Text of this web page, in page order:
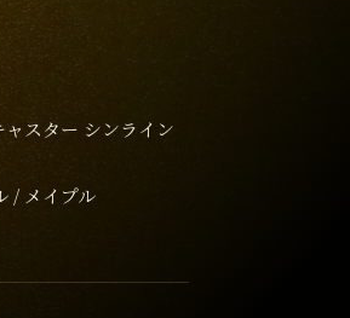
ャスター シンライン
/ メイプル